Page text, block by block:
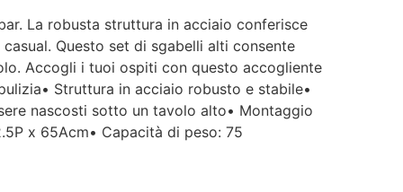
La robusta struttura in acciaio conferisce
Questo set di sgabelli alti consente
Accogli i tuoi ospiti con questo accogliente
Struttura in acciaio robusto e stabile•
nascosti sotto un tavolo alto• Montaggio
x 65Acm• Capacità di peso: 75